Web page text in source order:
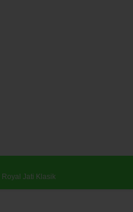
Royal Jati Klasik